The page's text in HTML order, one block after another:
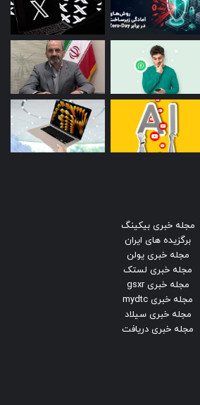
مجله خبری بیکینگ
برگزیده های ایران
مجله خبری یولن
مجله خبری لستک
مجله خبری gsxr
مجله خبری mydtc
مجله خبری سیلاد
مجله خبری دریافت